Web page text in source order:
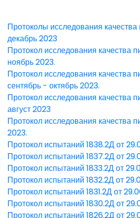
Протоколы исследования
декабрь 2023
Протокол исследования качества
ноябрь 2023.
Протокол исследования качества
сентябрь - октябрь 2023.
Протокол исследования качества
август 2023
Протокол исследования качества
2023.
Протокол испытаний 1838.2Д от
Протокол испытаний 1837.2Д от
Протокол испытаний 1833.2Д от
Протокол испытаний 1832.2Д от
Протокол испытаний 1831.2Д от
Протокол испытаний 1830.2Д от
Протокол испытаний 1826.2Д от